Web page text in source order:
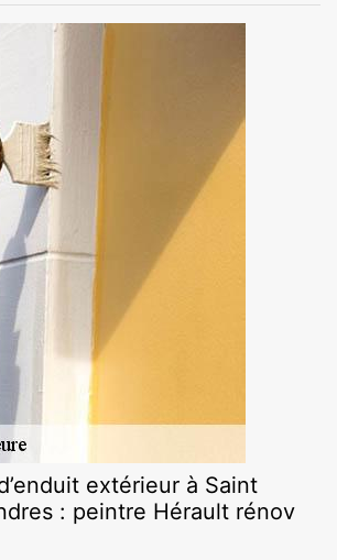
extérieur à Saint
: peintre Hérault rénov